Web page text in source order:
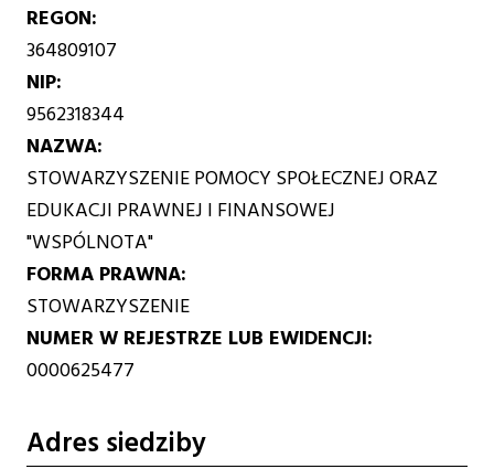
REGON
364809107
NIP
9562318344
NAZWA
STOWARZYSZENIE POMOCY SPOŁECZNEJ ORAZ
EDUKACJI PRAWNEJ I FINANSOWEJ
"WSPÓLNOTA"
FORMA PRAWNA
STOWARZYSZENIE
NUMER W REJESTRZE LUB EWIDENCJI
0000625477
Adres siedziby